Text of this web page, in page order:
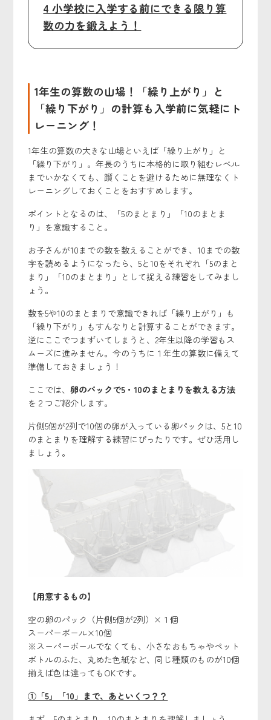
4 小学校に入学する前にできる限り算
数の力を鍛えよう！
1年生の算数の山場！「繰り上がり」と
「繰り下がり」の計算も入学前に気軽にト
レーニング！
1年生の算数の大きな山場といえば「繰り上がり」と
「繰り下がり」。年長のうちに本格的に取り組むレベル
までいかなくても、躓くことを避けるために無理なくト
レーニングしておくことをおすすめします。
ポイントとなるのは、「5のまとまり」「10のまとま
り」を意識すること。
お子さんが10までの数を数えることができ、10までの数
字を読めるようになったら、5と10をそれぞれ「5のまと
まり」「10のまとまり」として捉える練習をしてみまし
ょう。
数を5や10のまとまりで意識できれば「繰り上がり」も
「繰り下がり」もすんなりと計算することができます。
逆にここでつまずいてしまうと、2年生以降の学習もス
ムーズに進みません。今のうちに１年生の算数に備えて
準備しておきましょう！
ここでは、卵のパックで5・10のまとまりを教える方法
を２つご紹介します。
片側5個が2列で10個の卵が入っている卵パックは、5と10
のまとまりを理解する練習にぴったりです。ぜひ活用し
ましょう。
【用意するもの】
空の卵のパック（片側5個が2列）×１個
スーパーボール×10個
※スーパーボールでなくても、小さなおもちゃやペット
ボトルのふた、丸めた色紙など、同じ種類のものが10個
揃えば色は違ってもOKです。
①「5」「10」まで、あといくつ？？